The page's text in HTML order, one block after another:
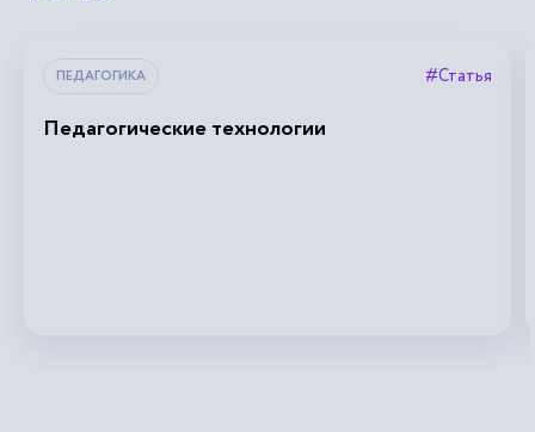
ПЕДАГОГИКА #Статья
Педагогические технологии